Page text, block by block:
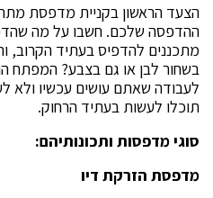
הצעד הראשון בקניית מדפסת
ההדפסה שלכם. חשבו על מה
מתכננים להדפיס בעתיד הקרוב,
בשחור לבן או גם בצבע?
לעבודה שאתם עושים עכשיו ולא
תוכלו לעשות בעתיד הרחוק.
סוגי מדפסות ותכונותיהם:
מדפסת הזרקת דיו